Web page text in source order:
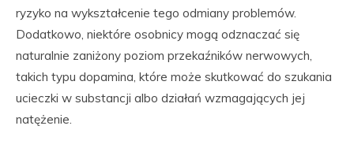
ryzyko na wykształcenie tego odmiany problemów.
Dodatkowo, niektóre osobnicy mogą odznaczać się
naturalnie zaniżony poziom przekaźników nerwowych,
takich typu dopamina, które może skutkować do szukania
ucieczki w substancji albo działań wzmagających jej
natężenie.